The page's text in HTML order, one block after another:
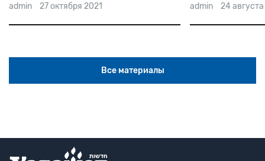
admin 27 октября 2021 admin 24
Все материалы